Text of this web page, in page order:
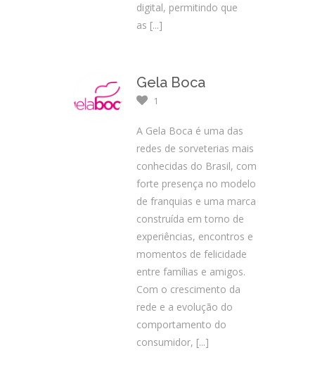
digital, permitindo que
as [...]
Gela Boca
1
A Gela Boca é uma das
redes de sorveterias mais
conhecidas do Brasil, com
forte presença no modelo
de franquias e uma marca
construída em torno de
experiências, encontros e
momentos de felicidade
entre famílias e amigos.
Com o crescimento da
rede e a evolução do
comportamento do
consumidor, [...]